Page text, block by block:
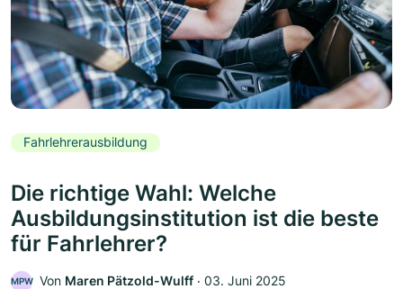
Fahrlehrerausbildung
Die richtige Wahl: Welche
Ausbildungsinstitution ist die beste
für Fahrlehrer?
MPW Von Maren Pätzold-Wulff ‧ 03. Juni 2025